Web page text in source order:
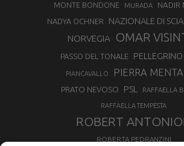
MONTE BONDONE MURADA NADIR
NADYA OCHNER
NAZIONALE DI
NORVEGIA
OMAR
PASSO DEL TONALE PELLEGRINO
PIANCAVALLO PIERRA MENTA
PRATO NEVOSO PSL RAFFAELLA
RAFFAELLA TEMPESTA
ROBERT
ROBERTA PEDRANZINI